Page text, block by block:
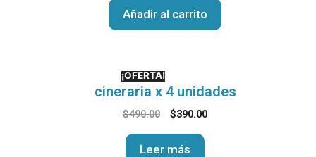
Añadir al carrito
¡OFERTA!
cineraria x 4 unidades
$490.00 $390.00
Leer más